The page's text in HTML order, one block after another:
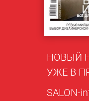
НОВЫЙ
УЖЕ В
SALON-